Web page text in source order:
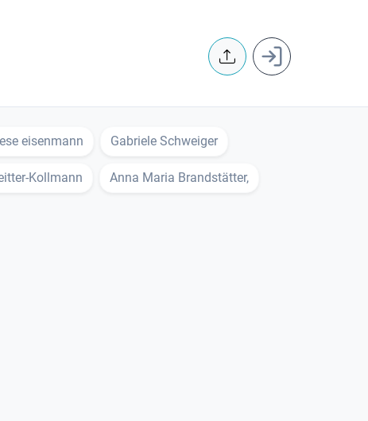
User
eisenmann Gabriele Schweiger
Kollmann Anna Maria Brandstätter,